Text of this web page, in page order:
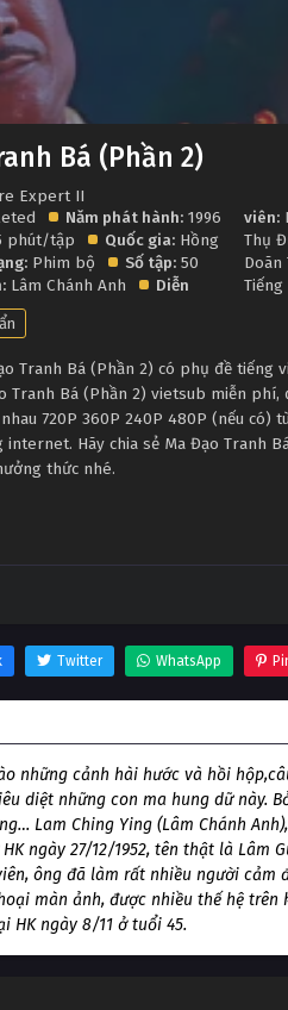
Bá (Phần 2)
Expert II
Năm phát hành: 1996
phút/tập Quốc gia: Hồng
Phim bộ Số tập: 50
Lâm Chánh Anh Diễn
viên:
Thụ
Doãn
Tiếng
Tranh Bá (Phần 2) có phụ đề
Tranh Bá (Phần 2) vietsub miễn
720P 360P 240P 480P (nếu có)
internet. Hãy chia sẻ Ma Đạo Tranh
thức nhé.
Twitter WhatsApp
những cảnh hài hước và hồi
diệt những con ma hung dữ này.
Lam Ching Ying (Lâm Chánh
ngày 27/12/1952, tên thật là Lâm
ông đã làm rất nhiều người
màn ảnh, được nhiều thế hệ
HK ngày 8/11 ở tuổi 45.